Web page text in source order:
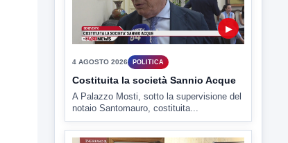
▶
4 AGOSTO 2026 POLITICA
Costituita la società Sannio Acque
A Palazzo Mosti, sotto la supervisione del
notaio Santomauro, costituita...